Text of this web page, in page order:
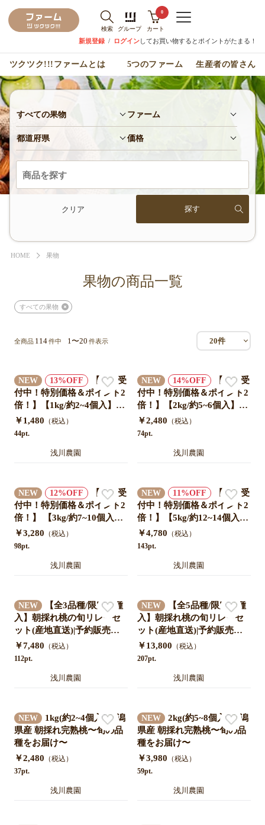
検索 グループ
0
カート
新規登録 / ログインしてお買い物するとポイントがたまる！
ツクツク!!!ファームとは 5つのファーム 生産者の皆さん
すべての果物 ファーム
都道府県 価格
クリア
HOME 果物
果物の商品一覧
すべての果物
全商品 114件中 1〜20 件表示 20件
NEW 13
【予約受
付中！特別価格＆ポイント2
倍！】【1kg/約2~4個入】新
潟県産 幸水梨|果汁あふれる
甘さと爽やかさを産地直送!
￥1,480 （税込）
44pt.
浅川農園
NEW 14
【予約受
付中！特別価格＆ポイント2
倍！】【2kg/約5~6個入】新
潟県産 幸水梨|果汁あふれる
甘さと爽やかさを産地直送!
￥2,480 （税込）
74pt.
浅川農園
NEW 12
【予約受
付中！特別価格＆ポイント2
倍！】 【3kg/約7~10個入】
新潟県産 幸水梨|果汁あふれ
る甘さと爽やかさを産地直
￥3,280 （税込）
98pt.
浅川農園
NEW 11
【予約受
付中！特別価格＆ポイント2
倍！】【5kg/約12~14個入】
新潟県産 幸水梨|果汁あふれ
る甘さと爽やかさを産地直
￥4,780 （税込）
143pt.
浅川農園
NEW
【全3品種/限定品種
入】朝採れ桃の旬リレーセ
ット(産地直送)|予約販売限
定・送料無料
￥7,480 （税込）
112pt.
浅川農園
NEW
【全5品種/限定品種
入】朝採れ桃の旬リレーセ
ット(産地直送)|予約販売限
定•送料無料
￥13,800 （税込）
207pt.
浅川農園
NEW
1kg(約2~4個入)|新潟
県産 朝採れ完熟桃〜旬の品
種をお届け〜
￥2,480 （税込）
37pt.
浅川農園
NEW
2kg(約5~8個入)|新潟
県産 朝採れ完熟桃〜旬の品
種をお届け〜
￥3,980 （税込）
59pt.
浅川農園